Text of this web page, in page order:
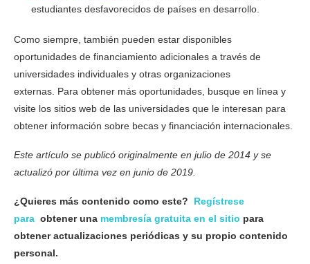
estudiantes desfavorecidos de países en desarrollo.
Como siempre, también pueden estar disponibles
oportunidades de financiamiento adicionales a través de
universidades individuales y otras organizaciones
externas. Para obtener más oportunidades, busque en línea y
visite los sitios web de las universidades que le interesan para
obtener información sobre becas y financiación internacionales.
Este artículo se publicó originalmente en julio de 2014 y se
actualizó por última vez en junio de 2019.
¿Quieres más contenido como este?
Regístrese
para obtener una membresía gratuita en el sitio para
obtener actualizaciones periódicas y su propio contenido
personal.